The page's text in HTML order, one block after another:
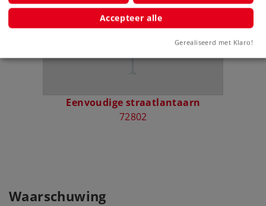
Eenvoudige straatlantaarn
72802
Waarschuwing
Accepteer alle
Gerealiseerd met Klaro!